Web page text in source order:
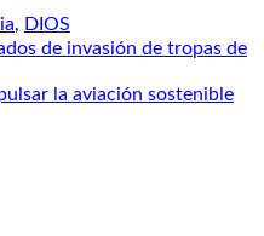
, DIOS
de invasión de tropas de
la aviación sostenible